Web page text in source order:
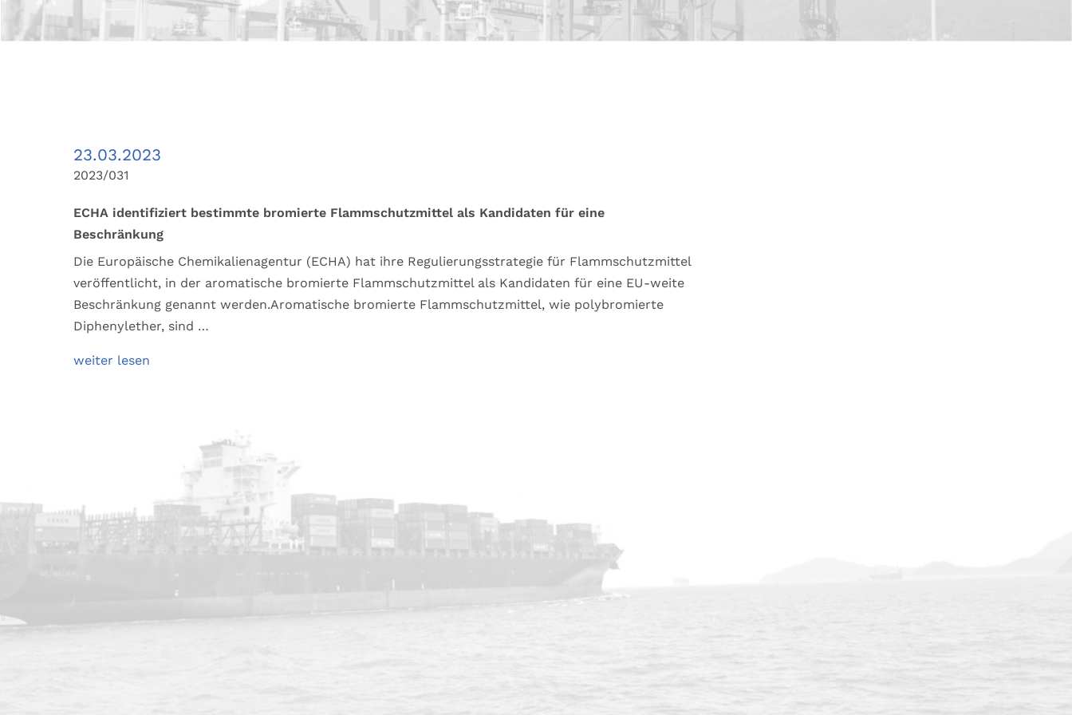
23.03.2023
2023/031
ECHA identifiziert bestimmte bromierte Flammschutzmittel als Kandidaten für eine
Beschränkung
Die Europäische Chemikalienagentur (ECHA) hat ihre Regulierungsstrategie für Flammschutzmittel
veröffentlicht, in der aromatische bromierte Flammschutzmittel als Kandidaten für eine EU-weite
Beschränkung genannt werden.Aromatische bromierte Flammschutzmittel, wie polybromierte
Diphenylether, sind …
weiter lesen